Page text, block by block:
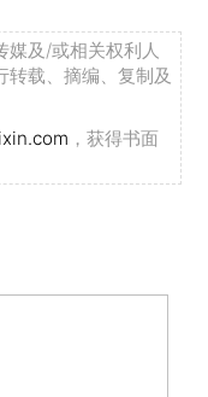
媒及/或相关权利人
转载、摘编、复制及
，获得书面